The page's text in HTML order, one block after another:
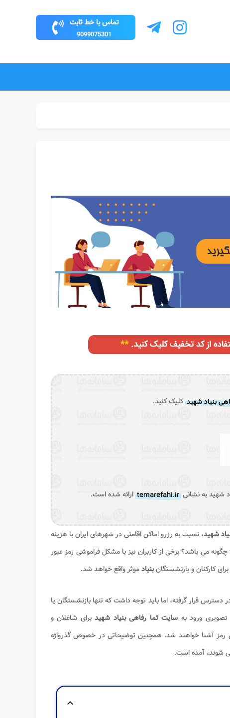
تماس با خط ثابت
9099075301
بنیاد شهید کلیک کنید.
شهید به نشانی temarefahi.irارائه شده است.
شهید، نسبت به رزرو اماکن اقامتی در شهرهای ایران با هزینه
می باشد؟ برخی از کاربران نیز با مشکل فراموشی رمز عبور
برای کارکنان و بازنشستگانبنیادموثر واقع خواهد شد.
دسترس قرار گرفته، اما باید توجه داشت که تنها بازنشستگان یا
تصویری ورود به سایت تما رفاهی بنیاد شهیدبرای شاغلان و
رمز آشنا خواهند شد. همچنین توضیحاتی در خصوص گذرواژه
شوند، آمده است.
expand_more